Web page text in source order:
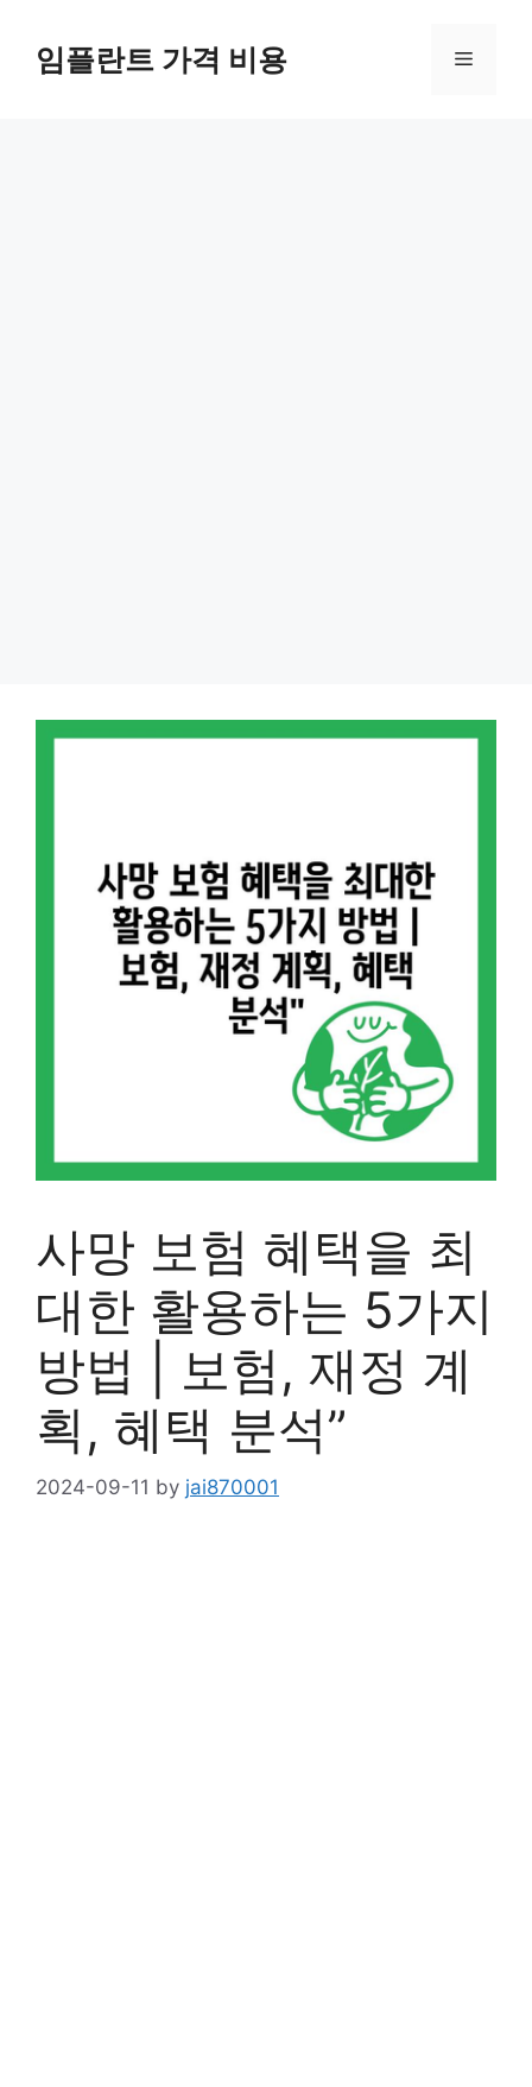
content임플란트 가격 비용 Menu
사망 보험 혜택을 최
대한 활용하는 5가지
방법 | 보험, 재정 계
획, 혜택 분석”
2024-09-11 by jai870001